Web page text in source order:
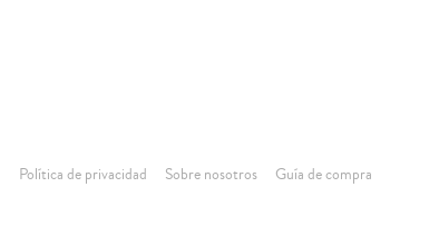
Política de privacidad Sobre nosotros Guía de compra